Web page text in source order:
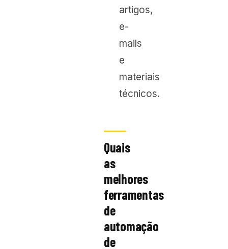
artigos,
e-
mails
e
materiais
técnicos.
Quais
as
melhores
ferramentas
de
automação
de